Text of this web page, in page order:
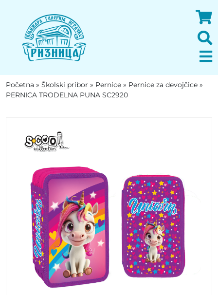
Početna » Školski pribor » Pernice » Pernice za devojčice »
PERNICA TRODELNA PUNA SC2920